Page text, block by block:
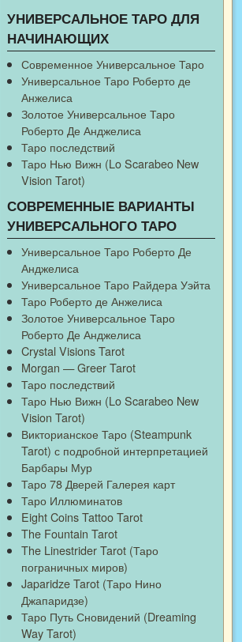
УНИВЕРСАЛЬНОЕ ТАРО ДЛЯ
НАЧИНАЮЩИХ
Современное Универсальное Таро
Универсальное Таро Роберто де
Анжелиса
Золотое Универсальное Таро
Роберто Де Анджелиса
Таро последствий
Таро Нью Вижн (Lo Scarabeo New
Vision Tarot)
СОВРЕМЕННЫЕ ВАРИАНТЫ
УНИВЕРСАЛЬНОГО ТАРО
Универсальное Таро Роберто Де
Анджелиса
Универсальное Таро Райдера Уэйта
Таро Роберто де Анжелиса
Золотое Универсальное Таро
Роберто Де Анджелиса
Crystal Visions Tarot
Morgan — Greer Tarot
Таро последствий
Таро Нью Вижн (Lo Scarabeo New
Vision Tarot)
Викторианское Таро (Steampunk
Tarot) с подробной интерпретацией
Барбары Мур
Таро 78 Дверей Галерея карт
Таро Иллюминатов
Eight Coins Tattoo Tarot
The Fountain Tarot
The Linestrider Tarot (Таро
пограничных миров)
Japaridze Tarot (Таро Нино
Джапаридзе)
Таро Путь Сновидений (Dreaming
Way Tarot)